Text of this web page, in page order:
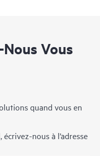
Vous
quand vous en
nous à l’adresse